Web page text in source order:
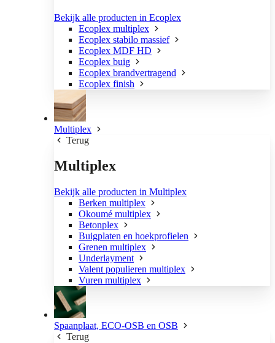
Bekijk alle producten in Ecoplex
Ecoplex multiplex
Ecoplex stabilo massief
Ecoplex MDF HD
Ecoplex buig
Ecoplex brandvertragend
Ecoplex finish
Multiplex
Terug
Multiplex
Bekijk alle producten in Multiplex
Berken multiplex
Okoumé multiplex
Betonplex
Buigplaten en hoekprofielen
Grenen multiplex
Underlayment
Valent populieren multiplex
Vuren multiplex
Spaanplaat, ECO-OSB en OSB
Terug